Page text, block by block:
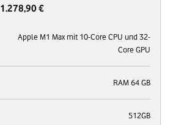
1.278,90 €
Apple M1 Max mit 10-Core CPU und 32-
Core GPU
RAM 64 GB
512GB